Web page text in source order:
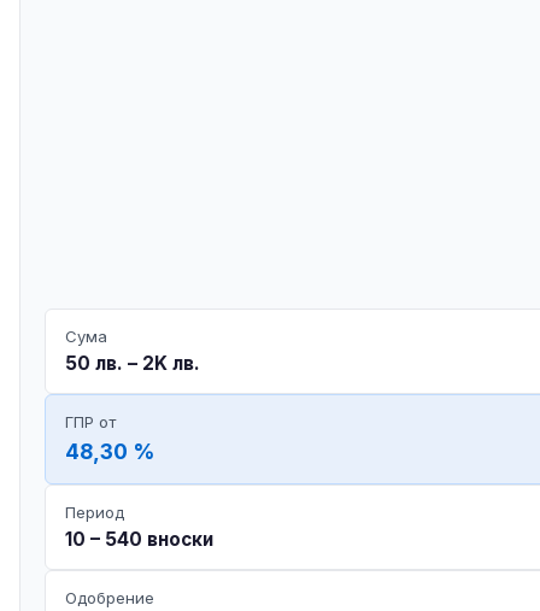
Сума
50 лв. – 2K лв.
ГПР от
48,30 %
Период
10 – 540 вноски
Одобрение